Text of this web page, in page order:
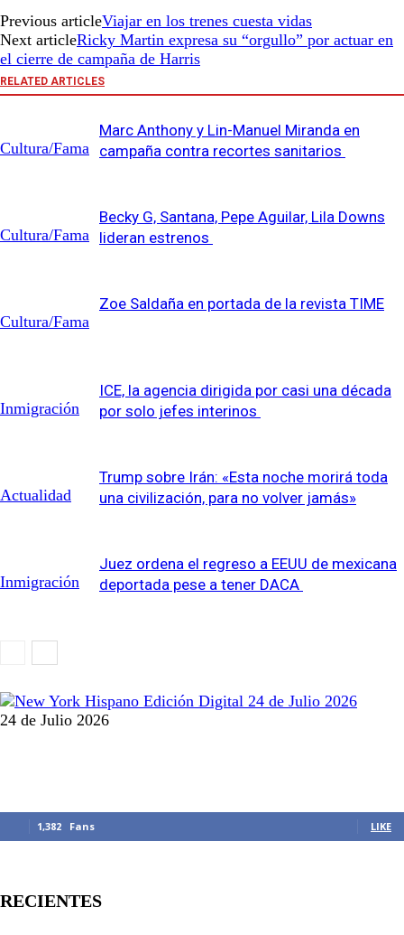
Previous articleViajar en los trenes cuesta vidas
Next articleRicky Martin expresa su “orgullo” por actuar en
el cierre de campaña de Harris
RELATED ARTICLES
Cultura/Fama
Marc Anthony y Lin-Manuel Miranda en
campaña contra recortes sanitarios
Cultura/Fama
Becky G, Santana, Pepe Aguilar, Lila Downs
lideran estrenos
Cultura/Fama
Zoe Saldaña en portada de la revista TIME
Inmigración
ICE, la agencia dirigida por casi una década
por solo jefes interinos
Actualidad
Trump sobre Irán: «Esta noche morirá toda
una civilización, para no volver jamás»
Inmigración
Juez ordena el regreso a EEUU de mexicana
deportada pese a tener DACA
24 de Julio 2026
1,382 Fans LIKE
RECIENTES